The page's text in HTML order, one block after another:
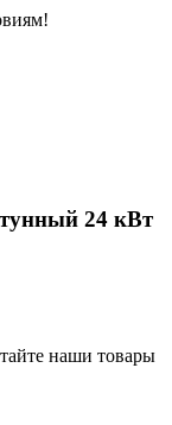
24 кВт
наши товары